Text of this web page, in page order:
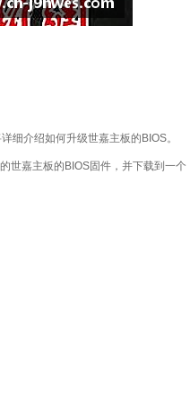
细介绍如何升级世嘉主板的BIOS。
世嘉主板的BIOS固件，并下载到一个